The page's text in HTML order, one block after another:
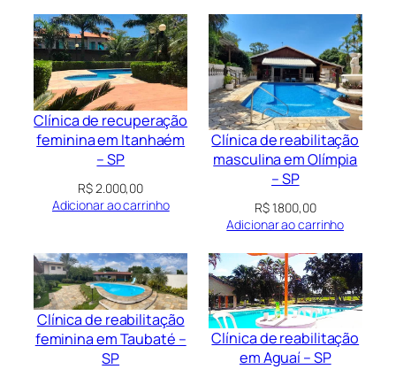
Clínica de recuperação
feminina em Itanhaém
– SP
R$2.000,00
Adicionar ao carrinho
Clínica de reabilitação
masculina em Olímpia
– SP
R$1.800,00
Adicionar ao carrinho
Clínica de reabilitação
feminina em Taubaté –
SP
Clínica de reabilitação
em Aguaí – SP